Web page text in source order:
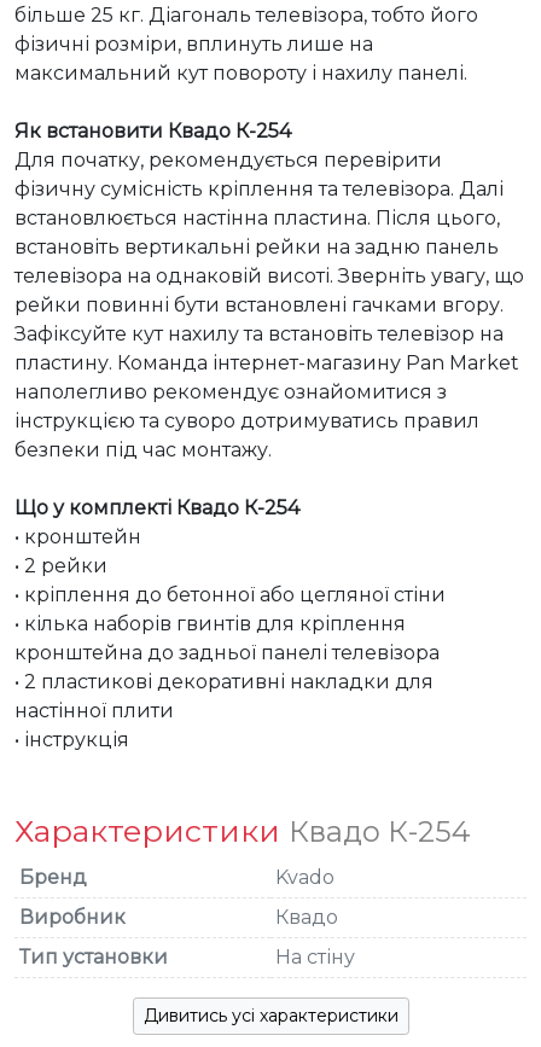
більше 25 кг. Діагональ телевізора, тобто його
фізичні розміри, вплинуть лише на
максимальний кут повороту і нахилу панелі.
Як встановити Квадо К-254
Для початку, рекомендується перевірити
фізичну сумісність кріплення та телевізора. Далі
встановлюється настінна пластина. Після цього,
встановіть вертикальні рейки на задню панель
телевізора на однаковій висоті. Зверніть увагу, що
рейки повинні бути встановлені гачками вгору.
Зафіксуйте кут нахилу та встановіть телевізор на
пластину. Команда інтернет-магазину Pan Market
наполегливо рекомендує ознайомитися з
інструкцією та суворо дотримуватись правил
безпеки під час монтажу.
Що у комплекті Квадо К-254
• кронштейн
• 2 рейки
• кріплення до бетонної або цегляної стіни
• кілька наборів гвинтів для кріплення
кронштейна до задньої панелі телевізора
• 2 пластикові декоративні накладки для
настінної плити
• інструкція
Характеристики Квадо К-254
Бренд
Kvado
Виробник
Квадо
Тип установки
На стіну
Дивитись усі характеристики